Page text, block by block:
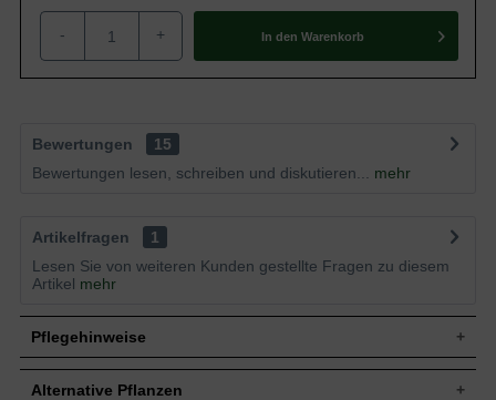
- + In den Warenkorb
Bewertungen
15
Bewertungen lesen, schreiben und diskutieren...
mehr
Artikelfragen
1
Lesen Sie von weiteren Kunden gestellte Fragen zu diesem
Artikel mehr
Pflegehinweise
Alternative Pflanzen